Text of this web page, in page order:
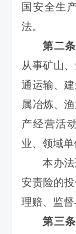
国安全生
法。
第二条
从事矿山
通运输、
属冶炼、
产经营活
业、领域单
本办
安责险的
理赔、监督
第三条